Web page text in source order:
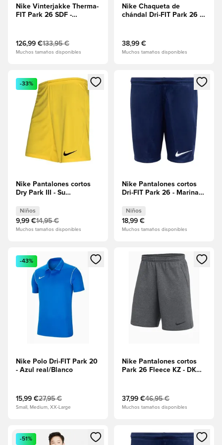
Nike Vinterjakke Therma-
FIT Park 26 SDF -
126,99 €133,95 €
Muchos tamaños disponibles
Nike Chaqueta de
chándal Dri-FIT Park 26 -
38,99 €
Muchos tamaños disponibles
Abre un modal para iniciar sesión o registrarse como
-33%
Nike Pantalones cortos
Dry Park III - Su
Niños
9,99 €14,95 €
Muchos tamaños disponibles
Abre un modal para iniciar
Nike Pantalones cortos
Dri-FIT Park 26 - Marina
Niños
Niños
18,99 €
Muchos tamaños disponibles
Abre un modal para iniciar sesión o registrarse como
-43%
Nike Polo Dri-FIT Park 20
- Azul real/Blanco
15,99 €27,95 €
Small, Medium, XX-Large
Abre un modal para iniciar
Nike Pantalones cortos
Park 26 Fleece KZ - DK
37,99 €46,95 €
Muchos tamaños disponibles
Abre un modal para iniciar sesión o registrarse como
-51%
Abre un modal para iniciar